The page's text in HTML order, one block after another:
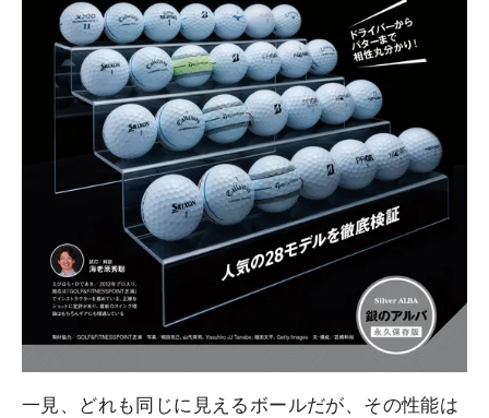
一見、どれも同じに見えるボールだが、その性能は